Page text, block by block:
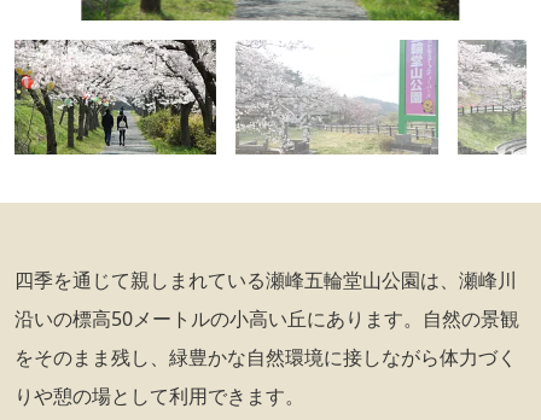
四季を通じて親しまれている瀬峰五輪堂山公園は、瀬峰川
沿いの標高50メートルの小高い丘にあります。自然の景観
をそのまま残し、緑豊かな自然環境に接しながら体力づく
りや憩の場として利用できます。